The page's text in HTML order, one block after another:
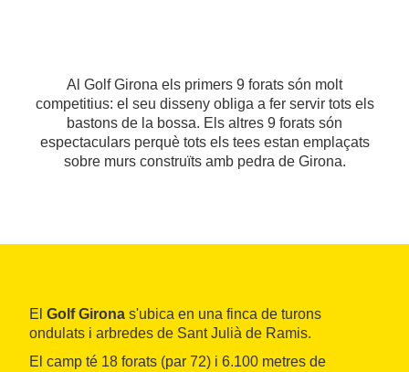
Al Golf Girona els primers 9 forats són molt
competitius: el seu disseny obliga a fer servir tots els
bastons de la bossa. Els altres 9 forats són
espectaculars perquè tots els tees estan emplaçats
sobre murs construïts amb pedra de Girona.
El Golf Girona s'ubica en una finca de turons
ondulats i arbredes de Sant Julià de Ramis.
El camp té 18 forats (par 72) i 6.100 metres de